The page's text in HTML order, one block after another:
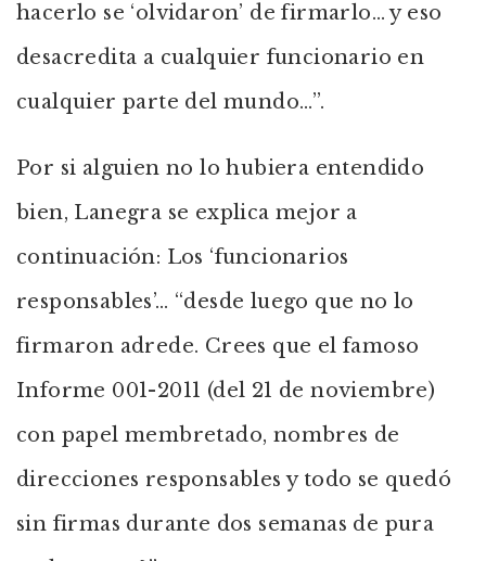
hacerlo se ‘olvidaron’ de firmarlo… y eso
desacredita a cualquier funcionario en
cualquier parte del mundo…”.
Por si alguien no lo hubiera entendido
bien, Lanegra se explica mejor a
continuación: Los ‘funcionarios
responsables’… “desde luego que no lo
firmaron adrede. Crees que el famoso
Informe 001-2011 (del 21 de noviembre)
con papel membretado, nombres de
direcciones responsables y todo se quedó
sin firmas durante dos semanas de pura